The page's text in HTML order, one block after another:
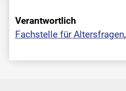
Verantwortlich
Fachstelle für Altersfragen,